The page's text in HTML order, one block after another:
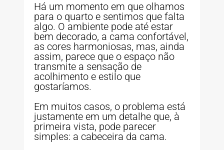
Há um momento em que olhamos
para o quarto e sentimos que falta
algo. O ambiente pode até estar
bem decorado, a cama confortável,
as cores harmoniosas, mas, ainda
assim, parece que o espaço não
transmite a sensação de
acolhimento e estilo que
gostaríamos.
Em muitos casos, o problema está
justamente em um detalhe que, à
primeira vista, pode parecer
simples: a cabeceira da cama.